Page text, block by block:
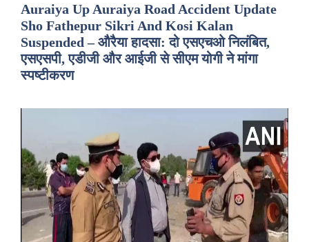
Auraiya Up Auraiya Road Accident Update
Sho Fathepur Sikri And Kosi Kalan
Suspended – औरैया हादसा: दो एसएचओ निलंबित,
एसएसपी, एडीजी और आईजी से सीएम योगी ने मांगा
स्पष्टीकरण